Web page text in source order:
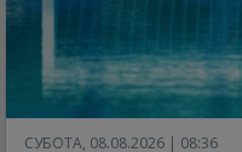
СУБОТА, 08.08.2026 | 08:36